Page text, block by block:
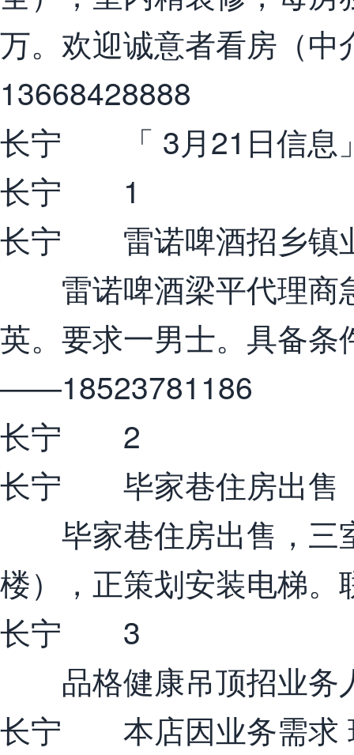
万。欢迎诚意者看房（中
13668428888
长宁 「 3月21日信息
长宁 1
长宁 雷诺啤酒招乡镇
雷诺啤酒梁平代理商
英。要求一男士。具备
――18523781186
长宁 2
长宁 毕家巷住房出售
毕家巷住房出售，三
楼），正策划安装电梯
长宁 3
品格健康吊顶招业务
长宁 本店因业务需求